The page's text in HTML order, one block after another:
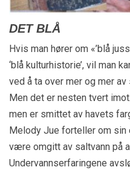
DET BLÅ
Hvis man hører om «’blå
‘blå kulturhistorie’, vil man
ved å ta over mer og mer
Men det er nesten tvert
men er smittet av havets
Melody Jue forteller om sin
være omgitt av saltvann på
Undervannserfaringene